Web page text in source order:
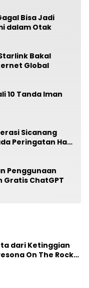
Bisa Jadi
dalam Otak
Bakal
Global
10 Tanda Iman
Sicanang
Peringatan Hari
Medan
Penggunaan
Gratis ChatGPT
dari Ketinggian
On The Rock
Daun